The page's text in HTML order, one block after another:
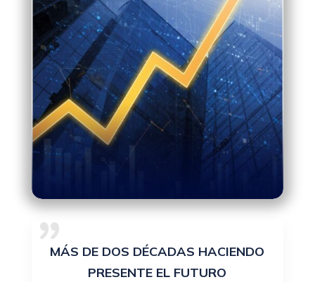
MÁS DE DOS DÉCADAS HACIENDO
PRESENTE EL FUTURO